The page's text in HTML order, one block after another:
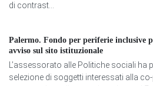
di contrast...
Palermo. Fondo per periferie inclusive
avviso sul sito istituzionale
L’assessorato alle Politiche sociali ha
selezione di soggetti interessati alla